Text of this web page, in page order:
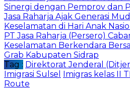
Sinergi dengan Pemprov dan
Jasa Raharja Ajak Generasi
Keselamatan di Hari Anak
PT Jasa Raharja (Persero)
Keselamatan Berkendara
Grab Kabupaten Sidrap
Tag : Direktorat Jenderal
Imigrasi Sulsel Imigras kelas II
Route